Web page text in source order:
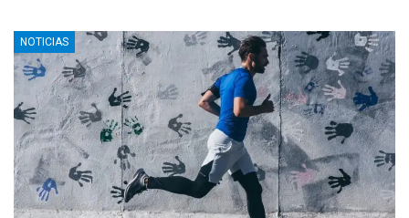
NOTICIAS